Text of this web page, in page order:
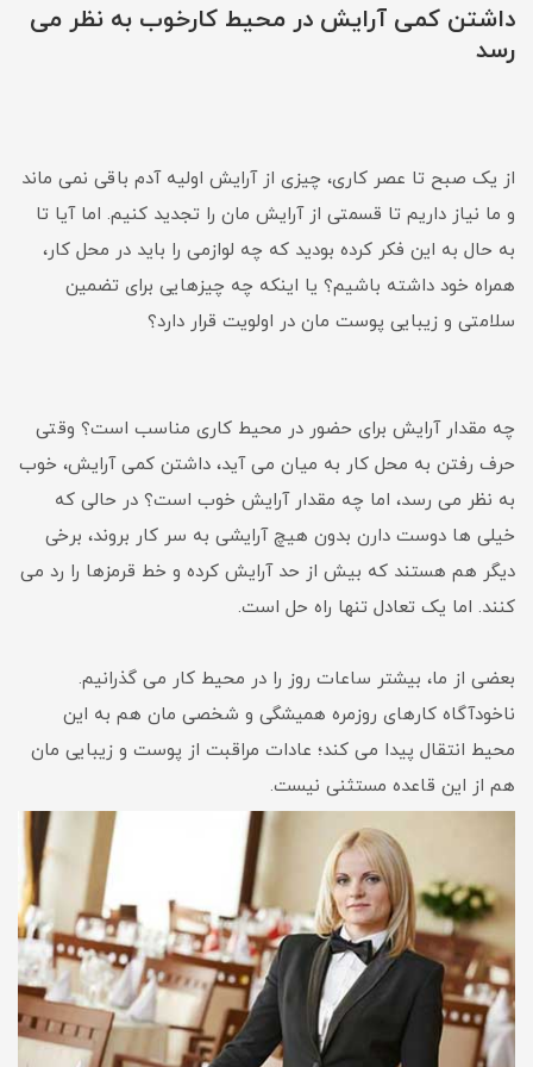
داشتن کمی آرایش در محیط کارخوب به نظر می
رسد
از یک صبح تا عصر کاری، چیزی از آرایش اولیه آدم باقی نمی ماند
و ما نیاز داریم تا قسمتی از آرایش مان را تجدید کنیم. اما آیا تا
به حال به این فکر کرده بودید که چه لوازمی را باید در محل کار،
همراه خود داشته باشیم؟ یا اینکه چه چیزهایی برای تضمین
سلامتی و زیبایی پوست مان در اولویت قرار دارد؟
چه مقدار آرایش برای حضور در محیط کاری مناسب است؟ وقتی
حرف رفتن به محل کار به میان می آید، داشتن کمی آرایش، خوب
به نظر می رسد، اما چه مقدار آرایش خوب است؟ در حالی که
خیلی ها دوست دارن بدون هیچ آرایشی به سر کار بروند، برخی
دیگر هم هستند که بیش از حد آرایش کرده و خط قرمزها را رد می
کنند. اما یک تعادل تنها راه حل است.
بعضی از ما، بیشتر ساعات روز را در محیط کار می گذرانیم.
ناخودآگاه کارهای روزمره همیشگی و شخصی مان هم به این
محیط انتقال پیدا می کند؛ عادات مراقبت از پوست و زیبایی مان
هم از این قاعده مستثنی نیست.